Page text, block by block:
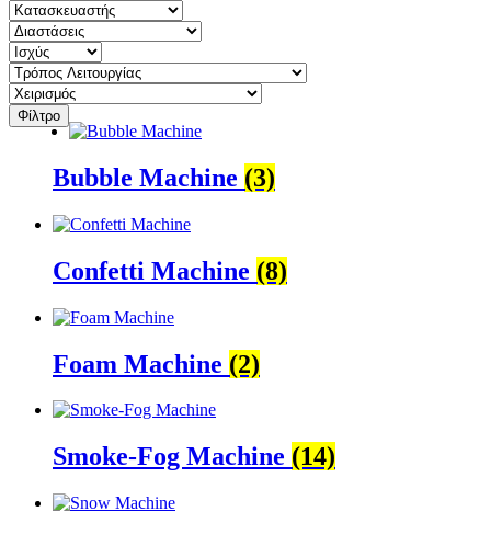
Φίλτρο
Bubble Machine (3)
Confetti Machine (8)
Foam Machine (2)
Smoke-Fog Machine (14)